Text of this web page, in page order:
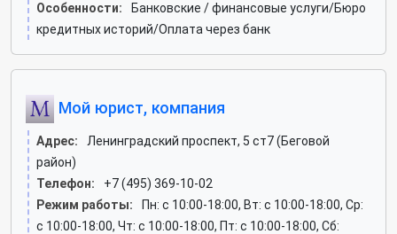
Особенности:
Банковские / финансовые услуги/Бюро
кредитных историй/Оплата через банк
Мой юрист, компания
Адрес:
Ленинградский проспект, 5 ст7 (Беговой
район)
Телефон:
+7 (495) 369-10-02
Режим работы:
Пн: c 10:00-18:00, Вт: c 10:00-18:00, Ср:
c 10:00-18:00, Чт: c 10:00-18:00, Пт: c 10:00-18:00, Сб: